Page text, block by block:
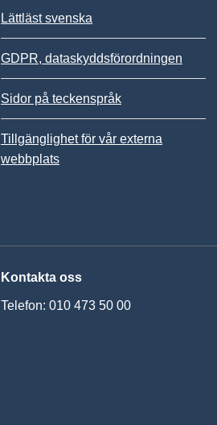
Lättläst svenska
GDPR, dataskyddsförordningen
Sidor på teckenspråk
Tillgänglighet för vår externa
webbplats
Kontakta oss
Telefon: 010 473 50 00